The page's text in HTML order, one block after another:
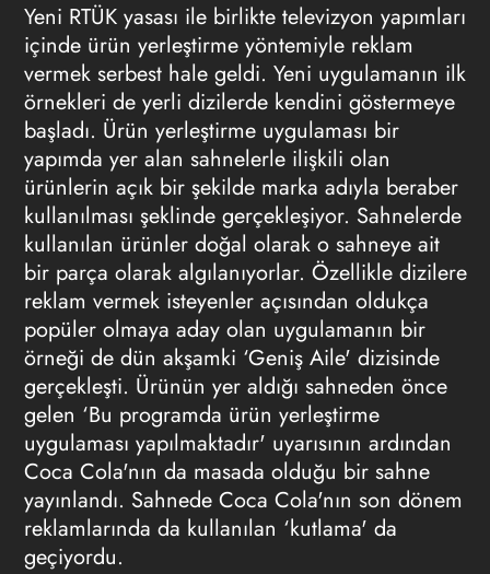
Yeni RTÜK yasası ile birlikte televizyon yapımları
içinde ürün yerleştirme yöntemiyle reklam
vermek serbest hale geldi. Yeni uygulamanın ilk
örnekleri de yerli dizilerde kendini göstermeye
başladı. Ürün yerleştirme uygulaması bir
yapımda yer alan sahnelerle ilişkili olan
ürünlerin açık bir şekilde marka adıyla beraber
kullanılması şeklinde gerçekleşiyor. Sahnelerde
kullanılan ürünler doğal olarak o sahneye ait
bir parça olarak algılanıyorlar. Özellikle dizilere
reklam vermekisteyenler açısından oldukça
popüler olmaya aday olan uygulamanın bir
örneği de dün akşamki ‘Geniş Aile' dizisinde
gerçekleşti. Ürünün yer aldığı sahneden önce
gelen ‘Bu programda ürün yerleştirme
uygulaması yapılmaktadır' uyarısının ardından
Coca Cola'nın da masada olduğu bir sahne
yayınlandı. Sahnede Coca Cola'nın son dönem
reklamlarında da kullanılan ‘kutlama' da
geçiyordu.